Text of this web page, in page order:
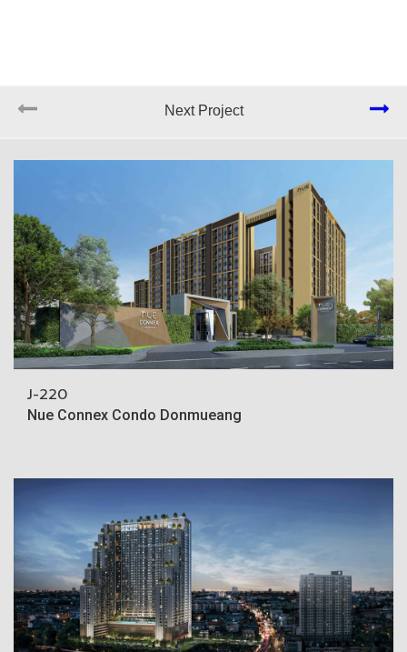
Next Project
J-220
Nue Connex Condo Donmueang